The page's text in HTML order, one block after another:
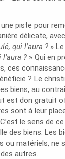
piste pour
délicate,
qui l’aura ? »
l’aura ? » Qui en
ces
? Le
biens, au
est don gratuit
sont à leur
le sens de ce
des biens. Les
ou matériels, ne
autres.